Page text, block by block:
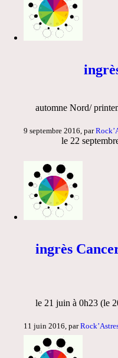
automne Nord/
9 septembre 2016, par
le 22
ingrès
le 21 juin à 0h23 (le
11 juin 2016, par